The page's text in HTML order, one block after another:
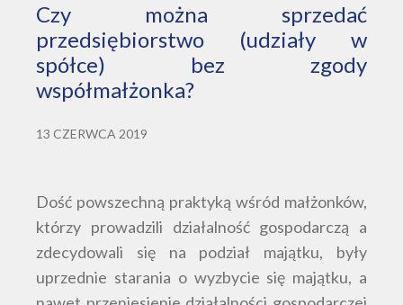
Czy można sprzedać
przedsiębiorstwo (udziały w
spółce) bez zgody
współmałżonka?
13 CZERWCA 2019
Dość powszechną praktyką wśród małżonków,
którzy prowadzili działalność gospodarczą a
zdecydowali się na podział majątku, były
uprzednie starania o wyzbycie się majątku, a